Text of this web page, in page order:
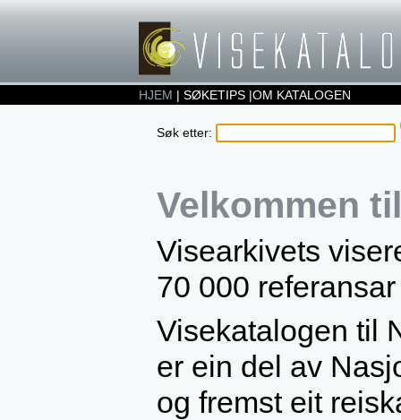
HJEM | SØKETIPS |OM KATALOGEN
Søk etter:
Velkommen
Visearkivets
70 000
Visekatalogen til
er ein del av
og fremst eit